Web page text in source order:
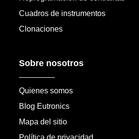
Cuadros de instrumentos
Clonaciones
Sobre nosotros
Quienes somos
Blog Eutronics
Mapa del sitio
Política de privacidad